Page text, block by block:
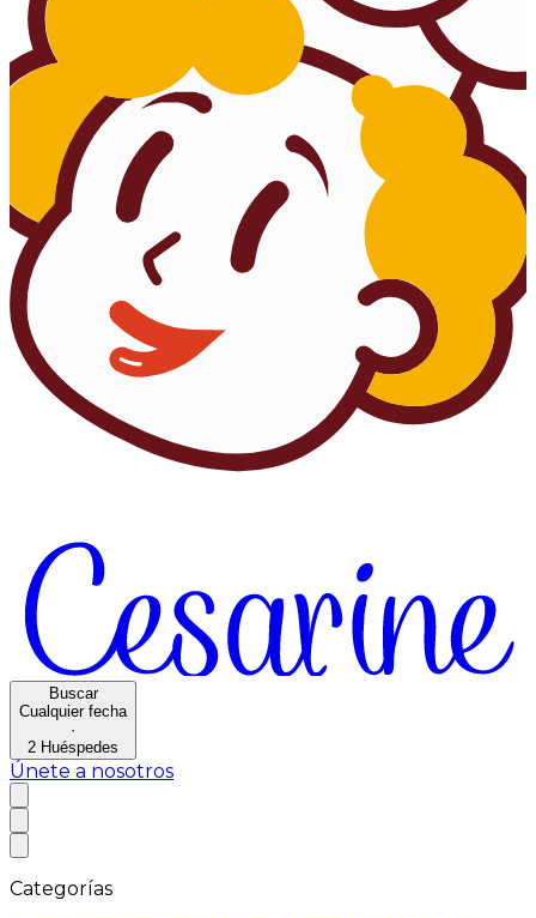
Buscar
Cualquier fecha
·
2 Huéspedes
Únete a nosotros
Categorías